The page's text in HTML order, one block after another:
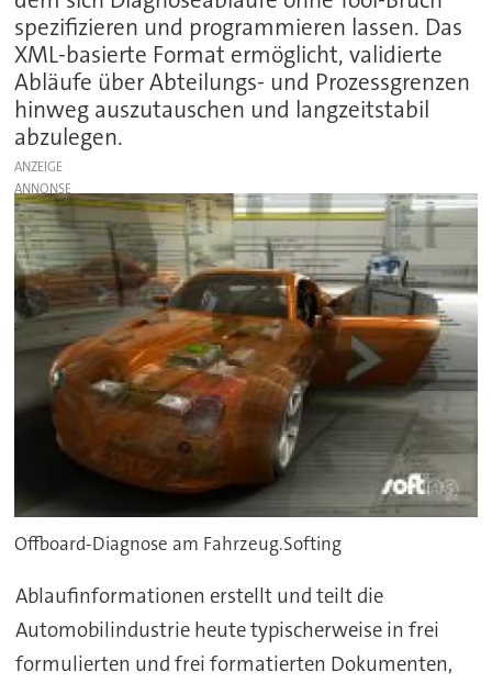
spezifizieren und programmieren lassen. Das
XML-basierte Format ermöglicht, validierte
Abläufe über Abteilungs- und Prozessgrenzen
hinweg auszutauschen und langzeitstabil
abzulegen.
ANZEIGE
Offboard-Diagnose am Fahrzeug.Softing
Ablaufinformationen erstellt und teilt die
Automobilindustrie heute typischerweise in frei
formulierten und frei formatierten Dokumenten,